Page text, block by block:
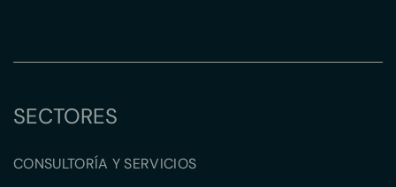
SECTORES
CONSULTORÍA Y SERVICIOS